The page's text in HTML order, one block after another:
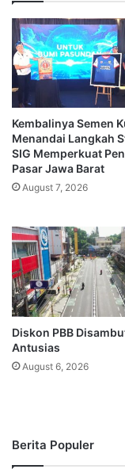
Kembalinya Semen
Menandai Langkah
SIG Memperkuat
Pasar Jawa Barat
August 7, 2026
Diskon PBB
Antusias
August 6, 2026
Berita Populer